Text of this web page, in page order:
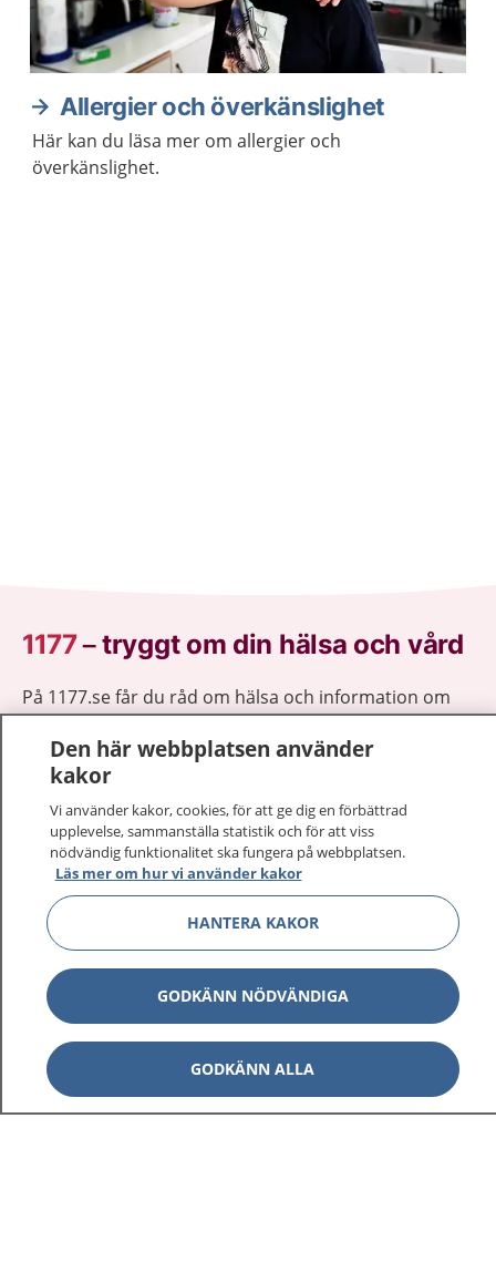
Allergier och överkänslighet
Här kan du läsa mer om allergier och
överkänslighet.
1177–tryggt om din hälsa och vård
På 1177.se får du råd om hälsa och information om
sjukdomar och vilka mottagningar du kan kontakta.
Logga in för att läsa din journal och göra dina
vårdärenden. Ring telefonnummer 1177 för
sjukvårdsrådgivning dygnet runt.
1177 ger dig råd när du vill må bättre.
1177 på flera språk Visa
Om 1177 Visa
Kontakt Visa
Den här webbplatsen använder
kakor
Vi använder kakor, cookies, för att ge dig en förbättrad
upplevelse, sammanställa statistik och för att viss
nödvändig funktionalitet ska fungera på webbplatsen.
Läs mer om hur vi använder kakor
HANTERA KAKOR
GODKÄNN NÖDVÄNDIGA
GODKÄNN ALLA